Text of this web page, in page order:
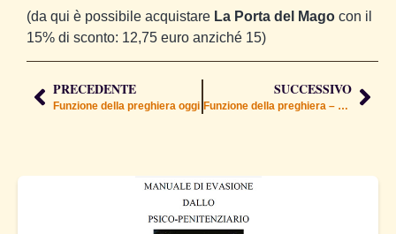
(da qui è possibile acquistare La Porta del Mago con il
15% di sconto: 12,75 euro anziché 15)
PRECEDENTE
Funzione della preghiera oggi
SUCCESSIVO
Funzione della preghiera – parte 2